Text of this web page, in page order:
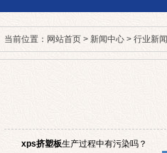
当前位置： 网站首页 > 新闻中心 > 行业新闻
xps挤塑板生产过程中有污染吗？